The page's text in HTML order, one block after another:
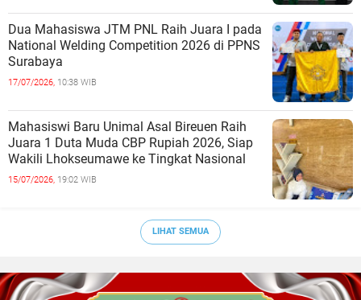
Dua Mahasiswa JTM PNL Raih Juara I pada
National Welding Competition 2026 di PPNS
Surabaya
17/07/2026, 10:38 WIB
Mahasiswi Baru Unimal Asal Bireuen Raih
Juara 1 Duta Muda CBP Rupiah 2026, Siap
Wakili Lhokseumawe ke Tingkat Nasional
15/07/2026, 19:02 WIB
LIHAT SEMUA